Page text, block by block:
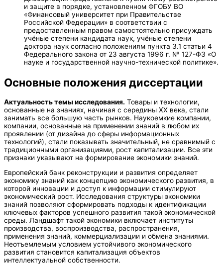
и защите в порядке, установленном ФГОБУ ВО
«Финансовый университет при Правительстве
Российской Федерации» в соответствии с
предоставленным правом самостоятельно присуждать
учёные степени кандидата наук, учёные степени
доктора наук согласно положениям пункта 3.1 статьи 4
Федерального закона от 23 августа 1996 г. № 127-ФЗ «О
науке и государственной научно-технической политике».
Основные положения диссертации
Актуальность темы исследования. Товары и технологии,
основанные на знаниях, начиная с середины ХХ века, стали
занимать все большую часть рынков. Наукоемкие компании,
компании, основанные на применении знаний в любом их
проявлении (от дизайна до сферы информационных
технологий), стали показывать значительный, не сравнимый с
традиционными организациями, рост капитализации. Все эти
признаки указывают на формирование экономики знаний.
Европейский банк реконструкции и развития определяет
экономику знаний как концепцию экономического развития, в
которой инновации и доступ к информации стимулируют
экономический рост. Исследования структуры экономики
знаний позволяют сформировать подходы к идентификации
ключевых факторов успешного развития такой экономической
среды. Ландшафт такой экономики включает институты
производства, воспроизводства, распространения,
применения знаний, коммерциализации и обмена знаниями.
Неотъемлемым условием устойчивого экономического
развития становится капитализация объектов
интеллектуальной собственности.